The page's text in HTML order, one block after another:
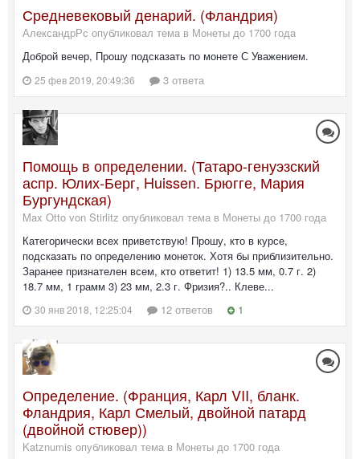
Средневековый денарий. (Фландрия)
АлександрРс опубликовал тема в Монеты до 1700 года
Доброй вечер, Прошу подсказать по монете С Уважением.
25 фев 2019, 20:49:36 3 ответа
Помощь в определении. (Татаро-генуэзский
аспр. Юлих-Берг, Huissen. Брюгге, Мария
Бургундская)
Max Otto von Stirlitz опубликовал тема в Монеты до 1700 года
Категорически всех приветствую! Прошу, кто в курсе,
подсказать по определению монеток. Хотя бы приблизительно.
Заранее признателен всем, кто ответит! 1) 13.5 мм, 0.7 г. 2)
18.7 мм, 1 грамм 3) 23 мм, 2.3 г. Фризия?.. Клеве...
30 янв 2018, 12:25:04 12 ответов 1
Определение. (Франция, Карл VII, бланк.
Фландрия, Карл Смелый, двойной патард
(двойной стювер))
Katznumis опубликовал тема в Монеты до 1700 года